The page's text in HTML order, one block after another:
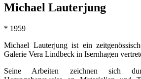
Michael Lauterjung
* 1959
Michael Lauterjung ist ein
Galerie Vera Lindbeck in Isernhagen
Seine Arbeiten zeichnen sich